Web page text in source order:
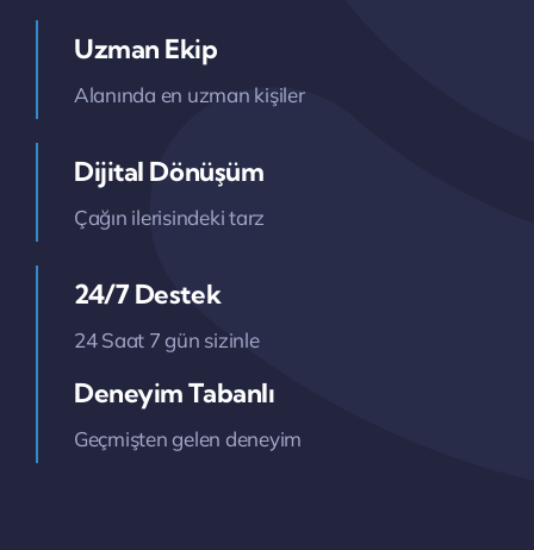
Uzman Ekip
Alanında en uzman kişiler
Dijital Dönüşüm
Çağın ilerisindeki tarz
24/7 Destek
24 Saat 7 gün sizinle
Deneyim Tabanlı
Geçmişten gelen deneyim